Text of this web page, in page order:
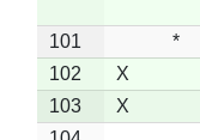
101 *
102
X
103
X